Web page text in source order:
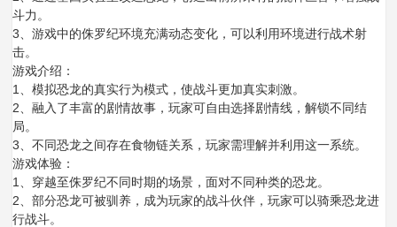
斗力。
3、游戏中的侏罗纪环境充满动态变化，可以利用环境进行战术射
击。
游戏介绍：
1、模拟恐龙的真实行为模式，使战斗更加真实刺激。
2、融入了丰富的剧情故事，玩家可自由选择剧情线，解锁不同结
局。
3、不同恐龙之间存在食物链关系，玩家需理解并利用这一系统。
游戏体验：
1、穿越至侏罗纪不同时期的场景，面对不同种类的恐龙。
2、部分恐龙可被驯养，成为玩家的战斗伙伴，玩家可以骑乘恐龙进
行战斗。